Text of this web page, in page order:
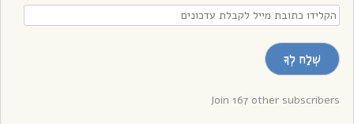
הקלידו
כתובת
מייל
לקבלת
עדכונים
שְׁלַח לְךָ
Join 167 other subscribers